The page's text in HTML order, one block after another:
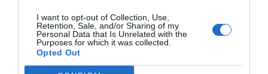
I want to opt-out of Collection, Use,
Retention, Sale, and/or Sharing of my
Personal Data that Is Unrelated with the
Purposes for which it was collected.
Opted Out